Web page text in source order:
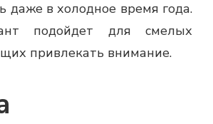
даже в холодное время года.
подойдет для смелых
привлекать внимание.